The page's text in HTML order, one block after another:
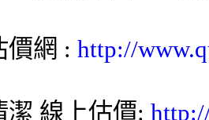
價網 : http://
潔 線上估價: